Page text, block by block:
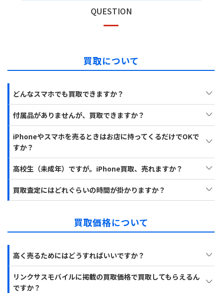
QUESTION
買取について
どんなスマホでも買取できますか？
付属品がありませんが、買取できますか？
iPhoneやスマホを売るときはお店に持ってくるだけでOKで
すか？
高校生（未成年）ですが。iPhone買取、売れますか？
買取査定にはどれぐらいの時間が掛かりますか？
買取価格について
高く売るためにはどうすればいいですか？
リンクサスモバイルに掲載の買取価格で買取してもらえるん
ですか？